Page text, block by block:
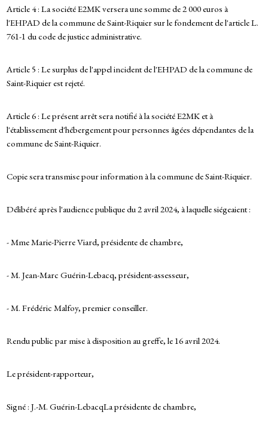
Article 4 : La société E2MK versera une somme de 2 000 euros à
l'EHPAD de la commune de Saint-Riquier sur le fondement de l'article L.
761-1 du code de justice administrative.
Article 5 : Le surplus de l'appel incident de l'EHPAD de la commune de
Saint-Riquier est rejeté.
Article 6 : Le présent arrêt sera notifié à la société E2MK et à
l'établissement d'hébergement pour personnes âgées dépendantes de la
commune de Saint-Riquier.
Copie sera transmise pour information à la commune de Saint-Riquier.
Délibéré après l'audience publique du 2 avril 2024, à laquelle siégeaient :
- Mme Marie-Pierre Viard, présidente de chambre,
- M. Jean-Marc Guérin-Lebacq, président-assesseur,
- M. Frédéric Malfoy, premier conseiller.
Rendu public par mise à disposition au greffe, le 16 avril 2024.
Le président-rapporteur,
Signé : J.-M. Guérin-LebacqLa présidente de chambre,